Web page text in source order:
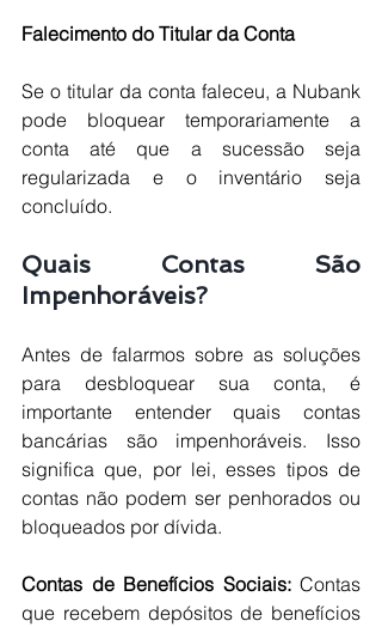
Falecimento do Titular da Conta
Se o titular da conta faleceu, a Nubank
pode bloquear temporariamente a
conta até que a sucessão seja
regularizada e o inventário seja
concluído.
Quais Contas São
Impenhoráveis?
Antes de falarmos sobre as soluções
para desbloquear sua conta, é
importante entender quais contas
bancárias são impenhoráveis. Isso
significa que, por lei, esses tipos de
contas não podem ser penhorados ou
bloqueados por dívida.
Contas de Benefícios Sociais: Contas
que recebem depósitos de benefícios